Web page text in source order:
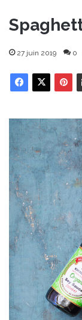
27 juin 2019 0